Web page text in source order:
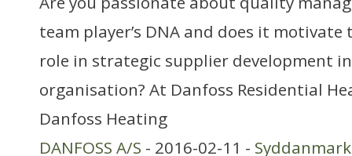
team player’s DNA and does it motivate
role in strategic supplier development
organisation? At Danfoss Residential
Danfoss Heating
DANFOSS A/S - 2016-02-11 - Syddanmark